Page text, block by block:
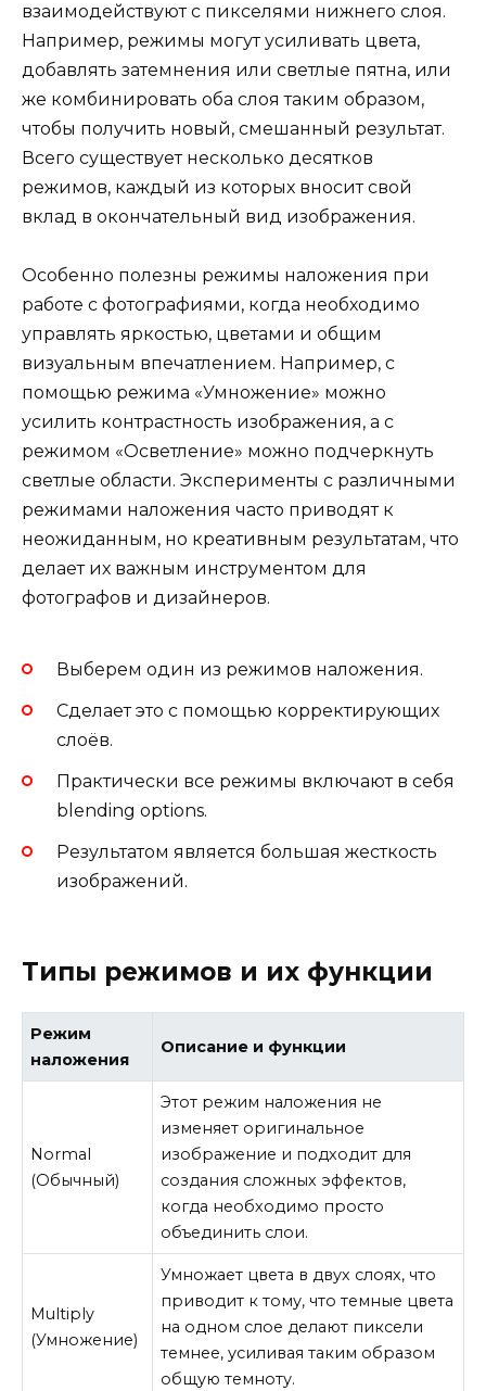
взаимодействуют с пикселями нижнего слоя.
Например, режимы могут усиливать цвета,
добавлять затемнения или светлые пятна, или
же комбинировать оба слоя таким образом,
чтобы получить новый, смешанный результат.
Всего существует несколько десятков
режимов, каждый из которых вносит свой
вклад в окончательный вид изображения.
Особенно полезны режимы наложения при
работе с фотографиями, когда необходимо
управлять яркостью, цветами и общим
визуальным впечатлением. Например, с
помощью режима «Умножение» можно
усилить контрастность изображения, а с
режимом «Осветление» можно подчеркнуть
светлые области. Эксперименты с различными
режимами наложения часто приводят к
неожиданным, но креативным результатам, что
делает их важным инструментом для
фотографов и дизайнеров.
Выберем один из режимов наложения.
Сделает это с помощью корректирующих
слоёв.
Практически все режимы включают в себя
blending options.
Результатом является большая жесткость
изображений.
Типы режимов и их функции
Режим
наложения
Описание и функции
Normal
(Обычный)
Этот режим наложения не
изменяет оригинальное
изображение и подходит для
создания сложных эффектов,
когда необходимо просто
объединить слои.
Multiply
(Умножение)
Умножает цвета в двух слоях, что
приводит к тому, что темные цвета
на одном слое делают пиксели
темнее, усиливая таким образом
общую темноту.